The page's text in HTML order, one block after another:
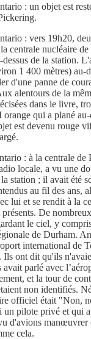
: un objet est
: vers 19h20,
centrale nucléaire
de la station.
1 400 mètres) au-
d'une panne de
alentours de la
dans le livre,
qui a plané au-
est devenu rouge
: à la centrale de
locale, a vu une
station ; il avait été
au fil des ans,
lui et se rendit à la
présents. De
le ciel, y
de Durham.
international de
ont dit qu'ils
parlé avec
et la tour de
non identifiés.
officiel était "Non,
pilote privé et qui
d'avions manœuvrer
cela.